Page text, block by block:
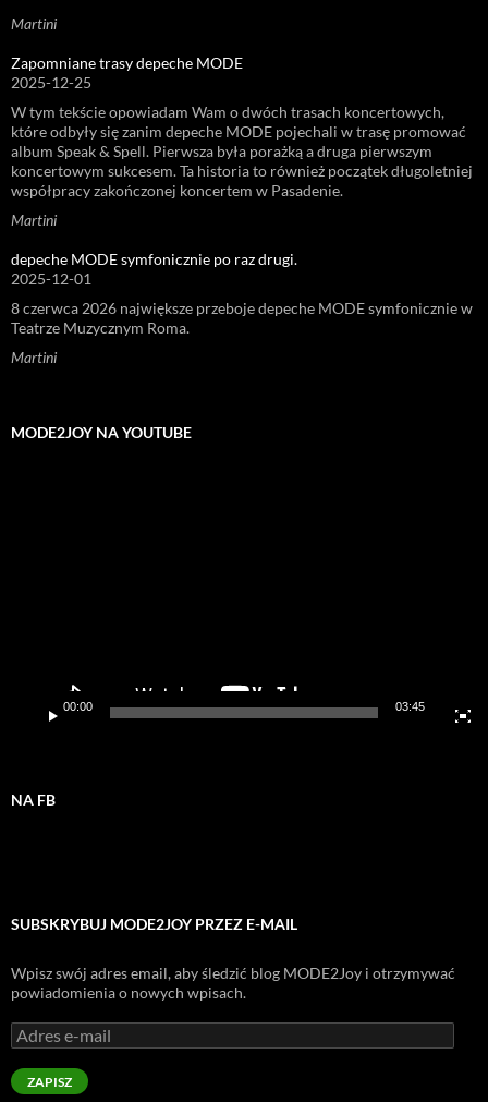
Martini
Zapomniane trasy depeche MODE
2025-12-25
W tym tekście opowiadam Wam o dwóch trasach koncertowych,
które odbyły się zanim depeche MODE pojechali w trasę promować
album Speak & Spell. Pierwsza była porażką a druga pierwszym
koncertowym sukcesem. Ta historia to również początek długoletniej
współpracy zakończonej koncertem w Pasadenie.
Martini
depeche MODE symfonicznie po raz drugi.
2025-12-01
8 czerwca 2026 największe przeboje depeche MODE symfonicznie w
Teatrze Muzycznym Roma.
Martini
MODE2JOY NA YOUTUBE
00:00 03:45
NA FB
SUBSKRYBUJ MODE2JOY PRZEZ E-MAIL
Wpisz swój adres email, aby śledzić blog MODE2Joy i otrzymywać
powiadomienia o nowych wpisach.
Adres
e-
mail
ZAPISZ